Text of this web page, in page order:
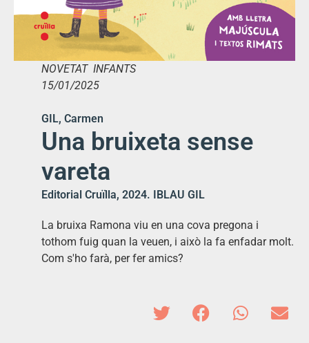
NOVETAT INFANTS
15/01/2025
GIL, Carmen
Una bruixeta sense
vareta
Editorial Cruïlla, 2024. IBLAU GIL
La bruixa Ramona viu en una cova pregona i
tothom fuig quan la veuen, i això la fa enfadar molt.
Com s'ho farà, per fer amics?